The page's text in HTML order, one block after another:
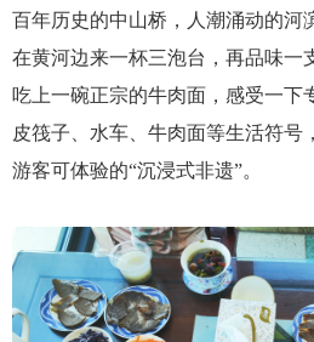
百年历史的中山桥，人潮涌动的河
在黄河边来一杯三泡台，再品味一
吃上一碗正宗的牛肉面，感受一下
皮筏子、水车、牛肉面等生活符号
游客可体验的“沉浸式非遗”。